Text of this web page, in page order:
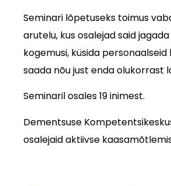
Seminari lõpetuseks toimus
arutelu, kus osalejad said
kogemusi, küsida personaalseid
saada nõu just enda olukorrast
Seminaril osales 19 inimest.
Dementsuse
osalejaid aktiivse